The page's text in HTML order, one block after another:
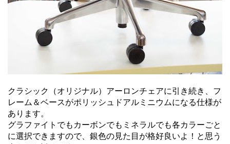
クラシック（オリジナル）アーロンチェアに引き続き、フ
レーム＆ベースがポリッシュドアルミニウムになる仕様が
あります。
グラファイトでもカーボンでもミネラルでも各カラーごと
に選択できますので、銀色の見た目が格好良いよ！と思う